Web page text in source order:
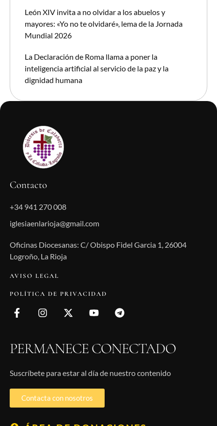
León XIV invita a no olvidar a los abuelos y
mayores: «Yo no te olvidaré», lema de la Jornada
Mundial 2026
La Declaración de Roma llama a poner la
inteligencia artificial al servicio de la paz y la
dignidad humana
Contacto
+34 941 270 008
iglesiaenlarioja@gmail.com
Oficinas Diocesanas: C/ Obispo Fidel Garcia 1, 26004
Logroño, La Rioja
AVISO LEGAL
POLÍTICA DE PRIVACIDAD
PERMANECE CONECTADO
Suscríbete para estar al día de nuestro contenido
Contacta con nosotros